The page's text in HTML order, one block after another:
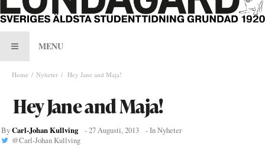
MENU
Home Nyheter Hey Jane and Maja!
Hey Jane and Maja!
ByCarl-Johan Kullving -27 Augusti, 2013 - InNyheter
@Carl-Johan Kullving